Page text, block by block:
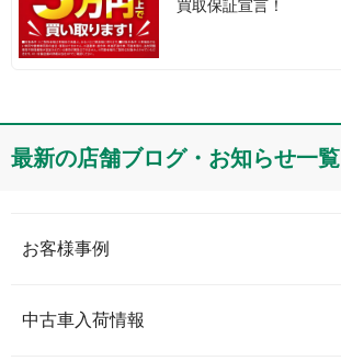
買取保証宣言！
最新の店舗ブログ・お知らせ一覧
お客様事例
中古車入荷情報